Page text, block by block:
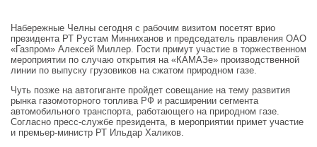
Набережные Челны сегодня с рабочим визитом посетят врио
президента РТ Рустам Минниханов и председатель правления ОАО
«Газпром» Алексей Миллер. Гости примут участие в торжественном
мероприятии по случаю открытия на «КАМАЗе» производственной
линии по выпуску грузовиков на сжатом природном газе.
Чуть позже на автогиганте пройдет совещание на тему развития
рынка газомоторного топлива РФ и расширении сегмента
автомобильного транспорта, работающего на природном газе.
Согласно пресс-службе президента, в мероприятии примет участие
и премьер-министр РТ Ильдар Халиков.